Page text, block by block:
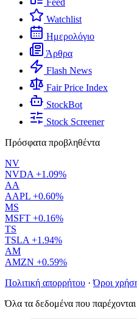
Feed
Watchlist
Ημερολόγιο
Άρθρα
Flash News
Fair Price Index
StockBot
Stock Screener
Πρόσφατα προβληθέντα
NV
NVDA +1.09%
AA
AAPL +0.60%
MS
MSFT +0.16%
TS
TSLA +1.94%
AM
AMZN +0.59%
Πολιτική απορρήτου · Όροι
Όλα τα δεδομένα που παρέχονται